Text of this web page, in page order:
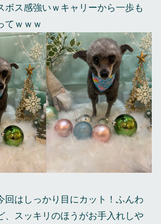
ボス感強いｗキャリーから一歩も
てｗｗｗ
回はしっかり目にカット！ふんわ
、スッキリのほうがお手入れしや